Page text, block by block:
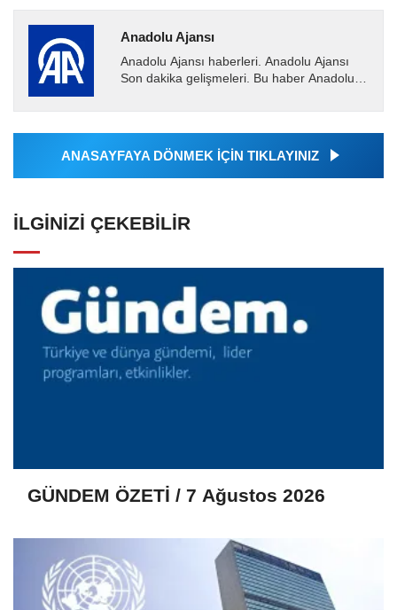
Anadolu Ajansı
Anadolu Ajansı haberleri. Anadolu Ajansı
Son dakika gelişmeleri. Bu haber Anadolu
Ajansı tarafından...
ANASAYFAYA DÖNMEK İÇİN TIKLAYINIZ
İLGINIZI ÇEKEBILIR
GÜNDEM ÖZETİ / 7 Ağustos 2026